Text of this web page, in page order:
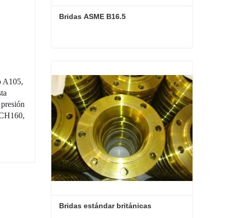
A105,
Bridas ASME B16.5
Contactar ahora
Bridas estándar británicas